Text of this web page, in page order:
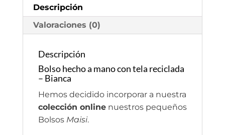
Descripción
Valoraciones (0)
Descripción
Bolso hecho a mano con tela reciclada
– Bianca
Hemos decidido incorporar a nuestra
colección onlinenuestros pequeños
Bolsos Maisi.